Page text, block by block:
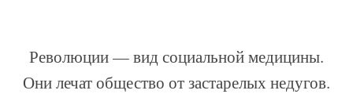
Революции — вид социальной медицины.
Они лечат общество от застарелых недугов.